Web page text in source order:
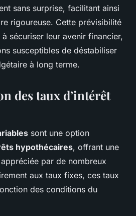
sans surprise, facilitant ainsi
rigoureuse. Cette prévisibilité
sécuriser leur avenir financier,
susceptibles de déstabiliser
à long terme.
des taux d’intérêt
sont une option
hypothécaires, offrant une
appréciée par de nombreux
aux taux fixes, ces taux
des conditions du